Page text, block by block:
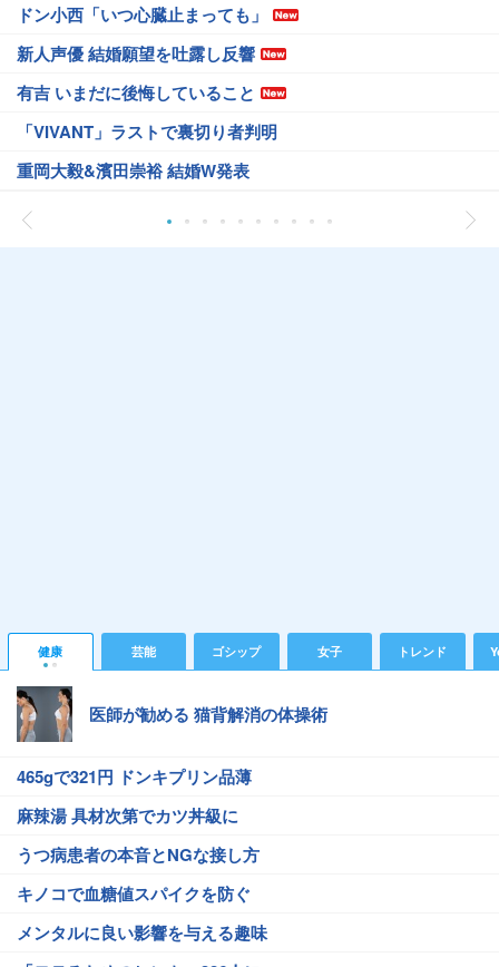
ドン小西「いつ心臓止まっても」
新人声優 結婚願望を吐露し反響
有吉 いまだに後悔していること
「VIVANT」ラストで裏切り者判明
重岡大毅&濱田崇裕 結婚W発表
健康 芸能 ゴシップ 女子 トレンド
医師が勧める 猫背解消の体操術
465gで321円 ドンキプリン品薄
麻辣湯 具材次第でカツ丼級に
うつ病患者の本音とNGな接し方
キノコで血糖値スパイクを防ぐ
メンタルに良い影響を与える趣味